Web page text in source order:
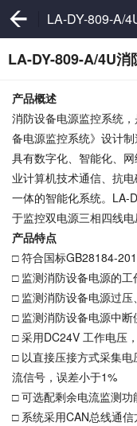
LA-DY-809-A/
备电流/电压传
LA-DY-809-A/4U
产品概述
消防设备电源监控系统
备电源监控系统》设计
具有数字化、智能化、
业计算机技术通信、抗
一体的智能化系统。LA-
于监控双电源三相四线电
产品特点
□ 符合国标GB28184-
□ 监测消防设备电源的工
□ 监测消防设备电源过
□ 监测消防设备电源中断
□ 采用DC24V 工作电压
□ 以直接压接方式采集
流信号，误差小于1%
□ 可选配剩余电流监测功
□ 系统采用CAN总线通